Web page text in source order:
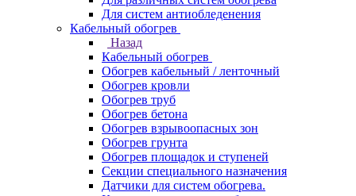
Для систем антиобледенения
Кабельный обогрев
Назад
Кабельный обогрев
Обогрев кабельный / ленточный
Обогрев кровли
Обогрев труб
Обогрев бетона
Обогрев взрывоопасных зон
Обогрев грунта
Обогрев площадок и ступеней
Секции специального назначения
Датчики для систем обогрева.